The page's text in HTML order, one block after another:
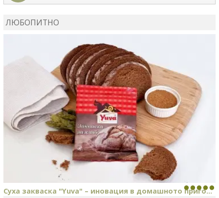
ЛЮБОПИТНО
Суха закваска "Yuva" – иновация в домашното приго...